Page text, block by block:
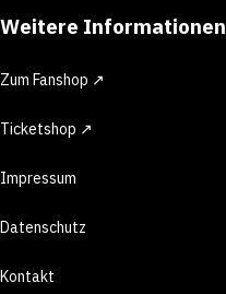
Weitere Informationen
Zum Fanshop ↗
Ticketshop ↗
Impressum
Datenschutz
Kontakt